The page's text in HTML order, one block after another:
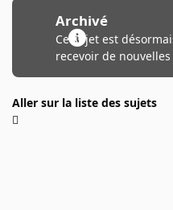
Archivé
Ce sujet est
recevoir de
Aller sur la liste des sujets